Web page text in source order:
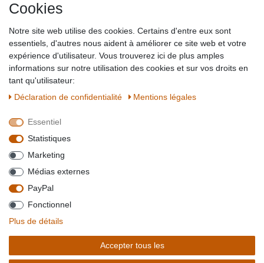
Impressum
Blog
SICHER EINKAUFEN
QUALITÄT
BESUCHEN SIE UNS AUF
WIR AKZEPTIEREN
*Alle Preise verstehen sich inkl. MwSt. zzgl. Versandkosten. **Gilt für Lieferungen
innerhalb deutschlands, Lieferzeiten für andere Länder entnehmen Sie bitte der
Schaltfäche mit denVersandinformationen. *** Bei den ausgewiesenen Versandkosten
handelt es sich um die StandardVersandkostenfür Deutschland, diese ändern sich je
nach Auswahl Ihres Lieferlandes.
Cookies
Notre site web utilise des cookies. Certains d'entre eux sont
essentiels, d'autres nous aident à améliorer ce site web et votre
expérience d'utilisateur. Vous trouverez ici de plus amples
informations sur notre utilisation des cookies et sur vos droits en
tant qu'utilisateur:
Déclaration de confidentialité
Mentions légales
Essentiel
Statistiques
Marketing
Médias externes
PayPal
Fonctionnel
Plus de détails
Accepter tous les